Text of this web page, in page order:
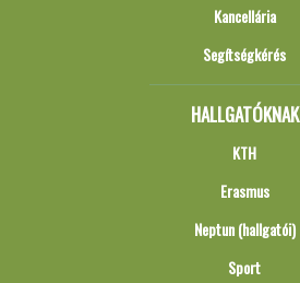
Kancellária
Segítségkérés
HALLGATÓKNAK
KTH
Erasmus
Neptun (hallgatói)
Sport